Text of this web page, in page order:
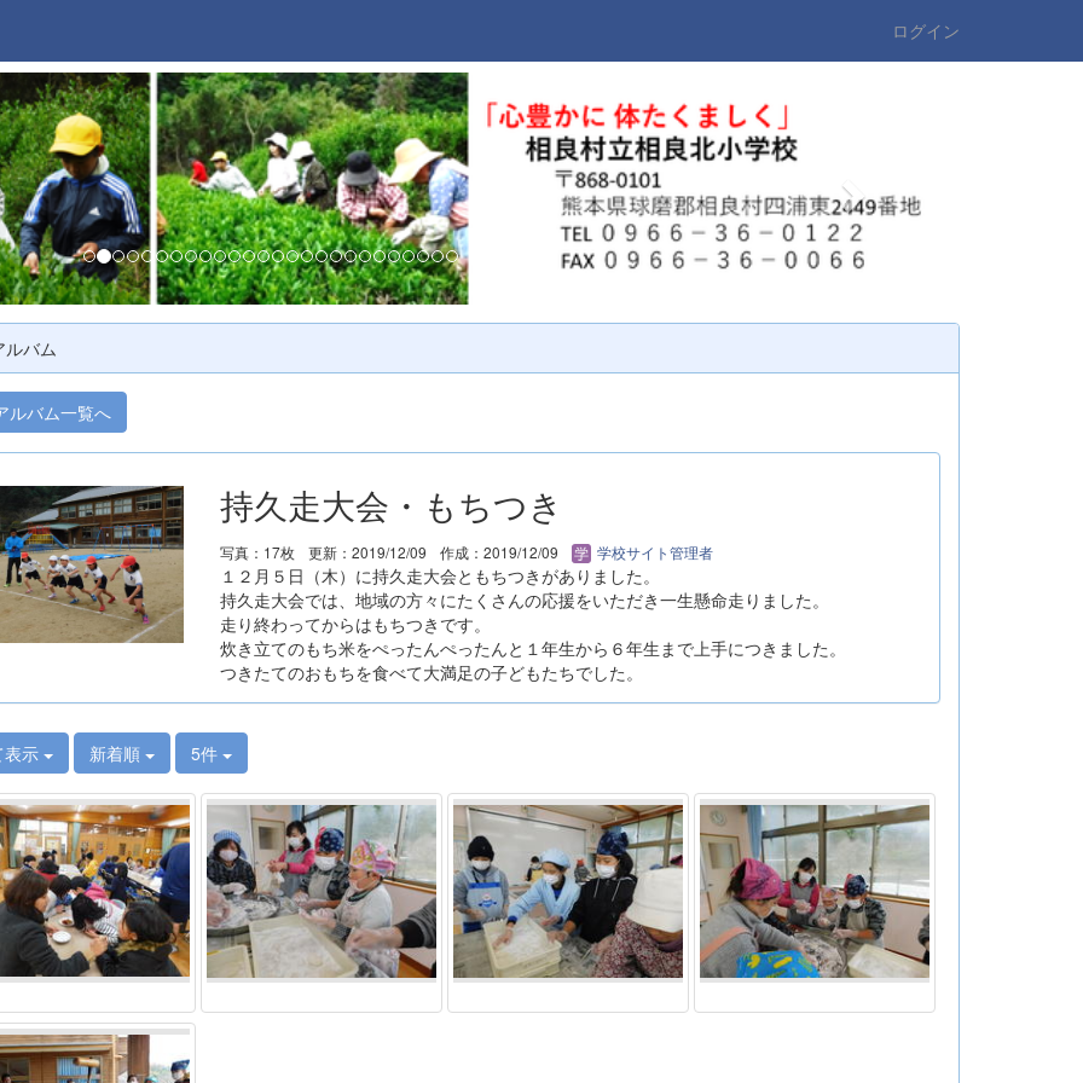
ログイン
t
ルバム
ルバム一覧へ
持久走大会・もちつき
写真：17枚 更新：2019/12/09 作成：2019/12/09 学校サイト管理者
１２月５日（木）に持久走大会ともちつきがありました。
持久走大会では、地域の方々にたくさんの応援をいただき一生懸命走りました。
走り終わってからはもちつきです。
炊き立てのもち米をぺったんぺったんと１年生から６年生まで上手につきました。
つきたてのおもちを食べて大満足の子どもたちでした。
表示 新着順 5件